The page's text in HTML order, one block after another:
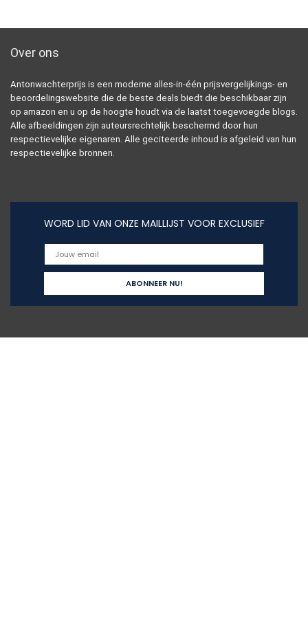
Over ons
Antonwachterprijs is een moderne alles-in-één prijsvergelijkings- en
beoordelingswebsite die de beste deals biedt die beschikbaar zijn
op amazon en u op de hoogte houdt via de laatst toegevoegde blogs.
Alle afbeeldingen zijn auteursrechtelijk beschermd door hun
respectievelijke eigenaren. Alle geciteerde inhoud is afgeleid van hun
respectievelijke bronnen.
WORD LID VAN ONZE MAILLIJST VOOR EXCLUSIEF